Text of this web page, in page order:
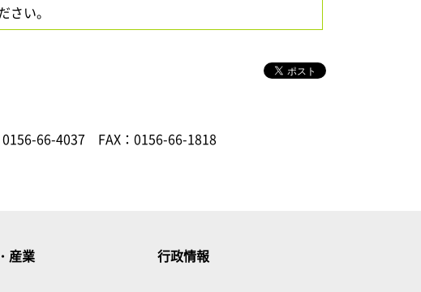
さい。
66-4037 FAX：0156-66-1818
産業 行政情報